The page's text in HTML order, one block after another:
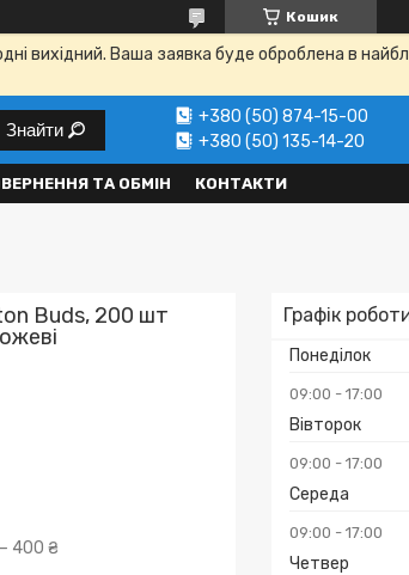
Кошик
вихідний. Ваша заявка буде оброблена в
Знайти
+380 (50) 874-15-00
+380 (50) 135-14-20
ТА ОБМІН КОНТАКТИ
Графік
Понеділок
09:00 17:00
Вівторок
09:00 17:00
Середа
09:00 17:00
Четвер
Buds, 200 шт
400 ₴